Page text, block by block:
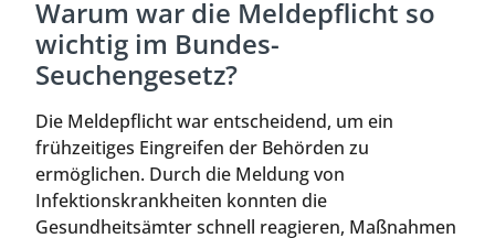
Warum war die Meldepflicht so
wichtig im Bundes-
Seuchengesetz?
Die Meldepflicht war entscheidend, um ein
frühzeitiges Eingreifen der Behörden zu
ermöglichen. Durch die Meldung von
Infektionskrankheiten konnten die
Gesundheitsämter schnell reagieren, Maßnahmen